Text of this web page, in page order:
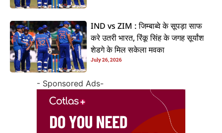
IND vs ZIM : जिम्बाब्वे के सूपड़ा साफ
करे उतरी भारत, रिंकू सिंह के जगह सूर्यांश
शेडगे के मिल सकेला मवका
July 26, 2026
- Sponsored Ads-